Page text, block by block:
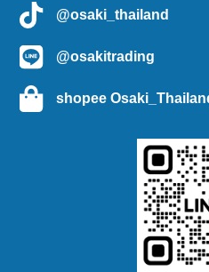
@osaki_thailand
@osakitrading
shopee